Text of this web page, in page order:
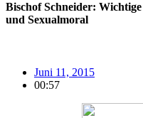
Bischof Schneider:
und Sexualmoral
Juni 11, 2015
00:57